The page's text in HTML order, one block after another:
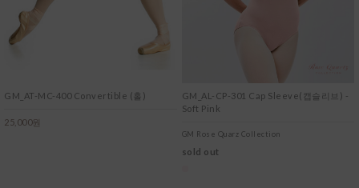
GM_AT-MC-400 Convertible (홀)
25,000원
GM_AL-CP-301 Cap Sleeve(캡슬리브) -
Soft Pink
GM Rose Quarz Collection
sold out